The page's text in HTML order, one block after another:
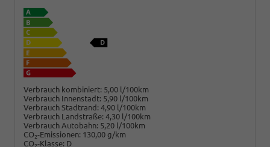
Verbrauch kombiniert: 5,00 l/100km
Verbrauch Innenstadt: 5,90 l/100km
Verbrauch Stadtrand: 4,90 l/100km
Verbrauch Landstraße: 4,30 l/100km
Verbrauch Autobahn: 5,20 l/100km
CO2-Emissionen: 130,00 g/km
CO2-Klasse: D